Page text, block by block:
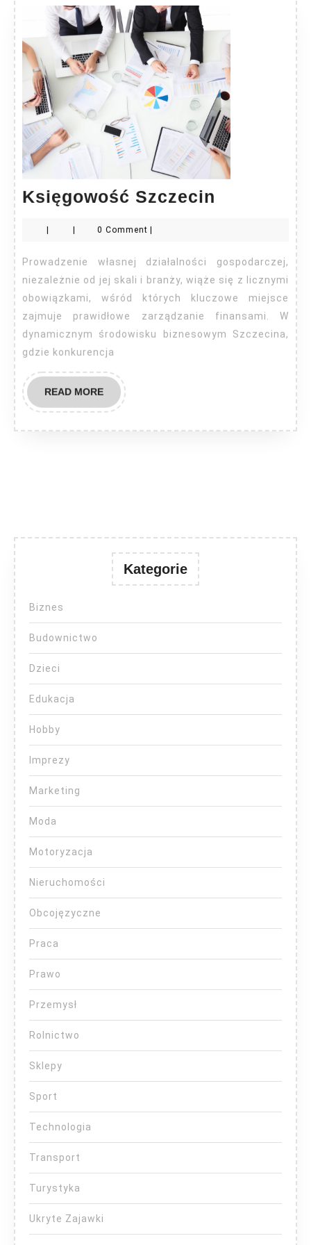
Księgowość Szczecin
0 Comment
Prowadzenie własnej działalności gospodarczej,
niezależnie od jej skali i branży, wiąże się z licznymi
obowiązkami, wśród których kluczowe miejsce
zajmuje prawidłowe zarządzanie finansami. W
dynamicznym środowisku biznesowym Szczecina,
gdzie konkurencja
READ MOREREAD
MORE
Kategorie
Biznes
Budownictwo
Dzieci
Edukacja
Hobby
Imprezy
Marketing
Moda
Motoryzacja
Nieruchomości
Obcojęzyczne
Praca
Prawo
Przemysł
Rolnictwo
Sklepy
Sport
Technologia
Transport
Turystyka
Ukryte Zajawki